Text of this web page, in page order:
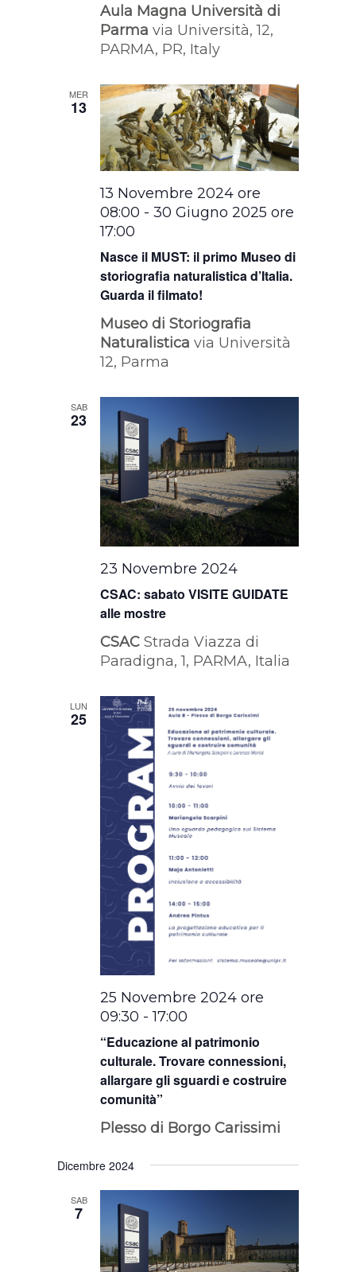
Aula Magna Università di
Parmavia Università, 12,
PARMA, PR, Italy
MER
13
Nasce il MUST: il primo Museo di
storiografia naturalistica d’Italia.
Guarda il filmato!
13 Novembre 2024 ore
08:00 -30 Giugno 2025 ore
17:00
Museo di Storiografia
Naturalisticavia Università
12, Parma
SAB
23
CSAC: sabato VISITE GUIDATE
alle mostre
23 Novembre 2024
CSACStrada Viazza di
Paradigna, 1, PARMA, Italia
LUN
25
“Educazione al patrimonio
culturale. Trovare connessioni,
allargare gli sguardi e costruire
comunità”
25 Novembre 2024 ore
09:30 -17:00
Plesso di Borgo Carissimi
Dicembre 2024
SAB
7